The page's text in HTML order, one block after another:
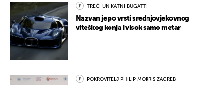
TREĆI UNIKATNI BUGATTI
Nazvan je po vrsti srednjovjekovnog
viteškog konja i visok samo metar
POKROVITELJ PHILIP MORRIS ZAGREB